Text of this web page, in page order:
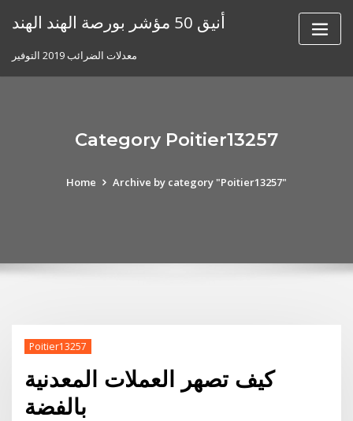
أنيق 50 مؤشر بورصة الهند الهند
معدلات الضرائب 2019 التوفير
Category Poitier13257
Home Archive by category "Poitier13257"
Poitier13257
كيف تصهر العملات المعدنية
بالفضة